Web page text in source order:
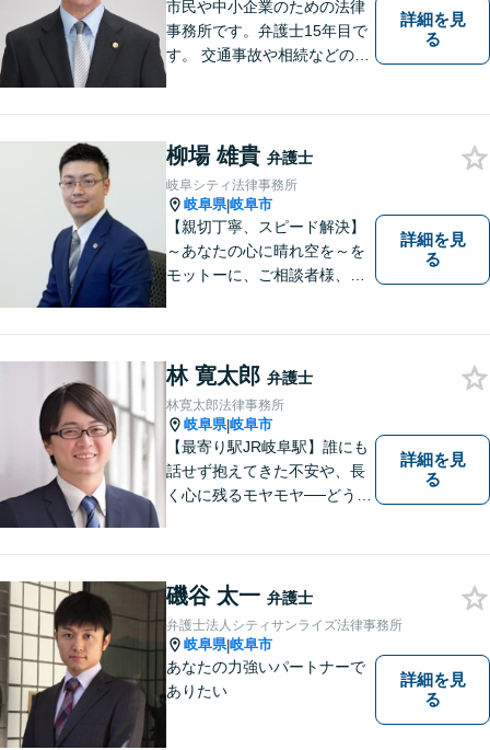
市民や中小企業のための法律
事務所です。弁護士15年目で
す。 交通事故や相続などの相
ました。特に交通事故では多
くの後遺障害事故や死亡事故
を解決してきました。
詳細を見
る
柳場 雄貴 弁護士
岐阜シティ法律事務所
岐阜県|岐阜市
【親切丁寧、スピード解決】
～あなたの心に晴れ空を～を
モットーに、ご相談者様、依
お気軽にご相談下さい。
詳細を見
る
林 寛太郎 弁護士
林寛太郎法律事務所
岐阜県|岐阜市
【最寄り駅JR岐阜駅】誰にも
話せず抱えてきた不安や、長
く心に残るモヤモヤ──どうぞ
一緒に見つけていきます。
【丁寧なヒアリング】【地域
密着型の法律事務所】
詳細を見
る
磯谷 太一 弁護士
弁護士法人シティサンライズ法律事務所
岐阜県|岐阜市
あなたの力強いパートナーで
ありたい
詳細を見
る